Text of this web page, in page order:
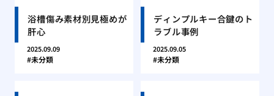
浴槽傷み素材別見極めが
肝心
2025.09.09
未分類
ディンプルキー合鍵のト
ラブル事例
2025.09.05
未分類